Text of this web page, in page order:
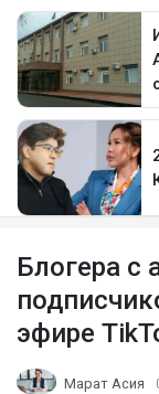
Блогера с
эфире
Марат Асия